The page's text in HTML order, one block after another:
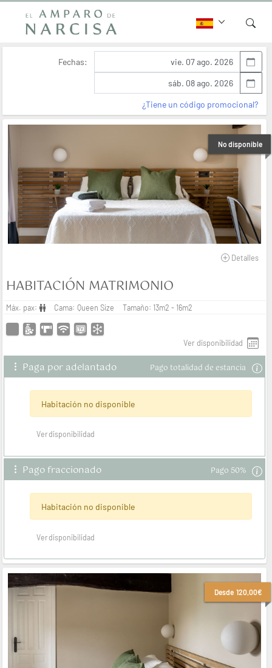
Fechas:
¿Tiene un código promocional?
No disponible
Detalles
HABITACIÓN MATRIMONIO
Máx. pax: Cama: Queen Size Tamaño: 13m2 - 16m2
ver disponibilidad
Paga por adelantado Pago totalidad de estancia
Habitación no disponible
ver disponibilidad
Pago fraccionado Pago 50%
Habitación no disponible
ver disponibilidad
Desde 120,00€